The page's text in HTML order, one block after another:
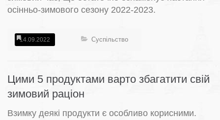
осінньо-зимового сезону 2022-2023.
14.09.2022 Суспільство
Цими 5 продуктами варто збагатити свій
зимовий раціон
Взимку деякі продукти є особливо корисними.